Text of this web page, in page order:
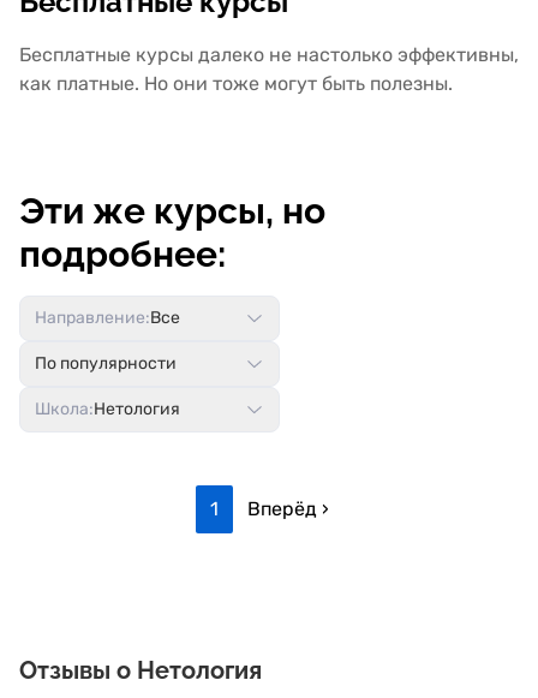
Бесплатные курсы далеко не настолько эффективны,
как платные. Но они тоже могут быть полезны.
Эти же курсы, но
подробнее:
Направление:Все
По популярности
Школа:Нетология
1 Вперёд ›
Отзывы о Нетология